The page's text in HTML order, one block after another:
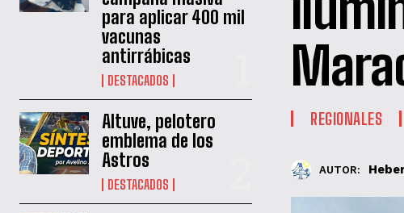
para aplicar 400 mil
vacunas
antirrábicas
DESTACADOS
Altuve, pelotero
emblema de los
Astros
DESTACADOS
REGIONALES
AUTOR: